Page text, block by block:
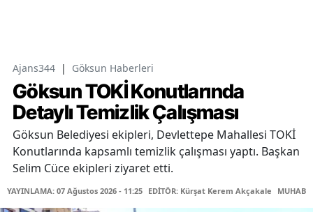
Ajans344 | Göksun Haberleri
Göksun TOKİ Konutlarında
Detaylı Temizlik Çalışması
Göksun Belediyesi ekipleri, Devlettepe Mahallesi TOKİ
Konutlarında kapsamlı temizlik çalışması yaptı. Başkan
Selim Cüce ekipleri ziyaret etti.
YAYINLAMA: 07 Ağustos 2026 - 11:25 EDİTÖR: Kürşat Kerem Akçakale